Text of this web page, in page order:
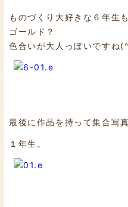
ものづくり大好きな６年生
ゴールド？
色合いが大人っぽいですね
最後に作品を持って集合写
１年生。